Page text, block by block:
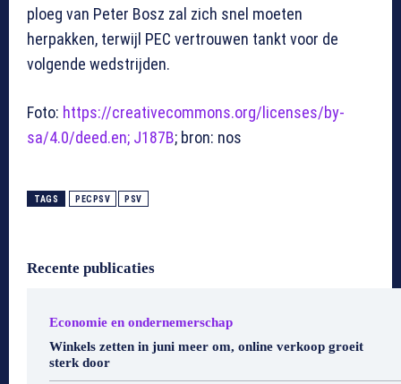
ploeg van Peter Bosz zal zich snel moeten
herpakken, terwijl PEC vertrouwen tankt voor de
volgende wedstrijden.
Foto: https://creativecommons.org/licenses/by-
sa/4.0/deed.en; J187B; bron: nos
TAGS PECPSV PSV
Recente publicaties
Economie en ondernemerschap
Winkels zetten in juni meer om, online verkoop groeit
sterk door